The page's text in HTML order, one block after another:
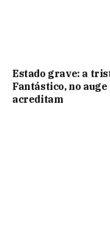
Estado grave: a
Fantástico, no
acreditam